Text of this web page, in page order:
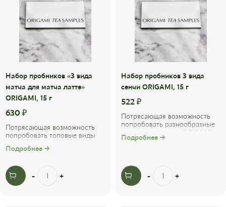
Набор пробников «3 вида
матча для матча латте»
ORIGAMI, 15 г
630 ₽
Потрясающая возможность
попробовать топовые виды
ORIGAMI: Японский чай матча
Подробнее →
Набор пробников 3 вида
сенчи ORIGAMI, 15 г
522 ₽
Потрясающая возможность
попробовать разнообразные
виды чая сенча от ORIGAMI:
Японский чай сенча асамуши,
Подробнее →